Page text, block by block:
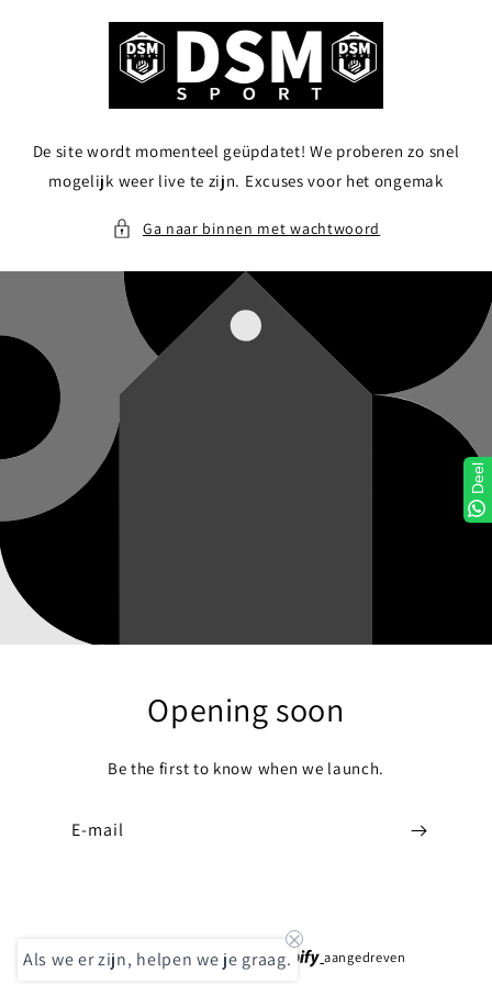
De site wordt momenteel geüpdatet! We proberen zo snel
mogelijk weer live te zijn. Excuses voor het ongemak
Ga naar binnen met wachtwoord
Opening soon
Be the first to know when we launch.
E‑mail
Deze winkel wordt door aangedreven
Deel
Als we er zijn, helpen we je graag.